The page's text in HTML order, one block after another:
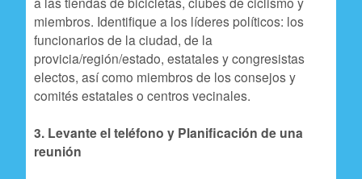
miembros. Identifique a los líderes políticos: los
funcionarios de la ciudad, de la
provicia/región/estado, estatales y congresistas
electos, así como miembros de los consejos y
comités estatales o centros vecinales.
3. Levante el teléfono y Planificación de una
reunión